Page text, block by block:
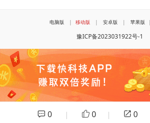
0 | 0 | 0
电脑版 | 移动版 | 安卓版 | 苹果版 |
豫ICP备2023031922号-1